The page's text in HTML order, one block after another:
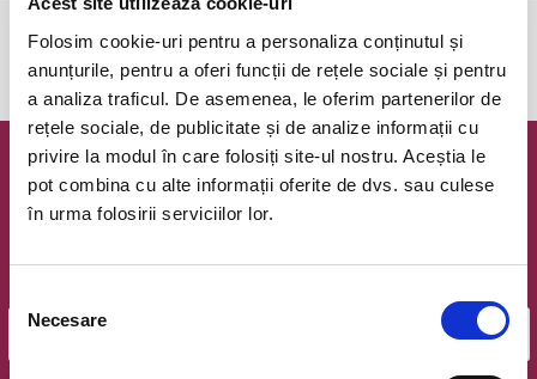
Folosim cookie-uri pentru a personaliza conținutul și
anunțurile, pentru a oferi funcții de rețele sociale și pentru
a analiza traficul. De asemenea, le oferim partenerilor de
rețele sociale, de publicitate și de analize informații cu
privire la modul în care folosiți site-ul nostru. Aceștia le
pot combina cu alte informații oferite de dvs. sau culese
în urma folosirii serviciilor lor.
consimțământului
Necesare
Evenimentul a expirat.
Newsletter @ Bilete.ro